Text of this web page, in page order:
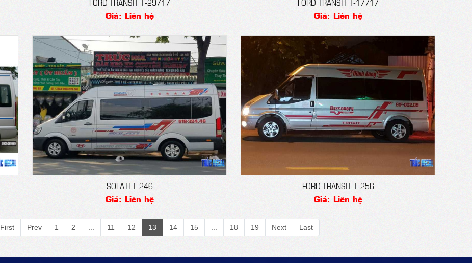
Giá: Liên hệ Giá: Liên hệ
SOLATI T-246
Giá: Liên hệ
FORD TRANSIT T-256
Giá: Liên hệ
First Prev 1 2 11 12 13 14 15 18 19 Next Last